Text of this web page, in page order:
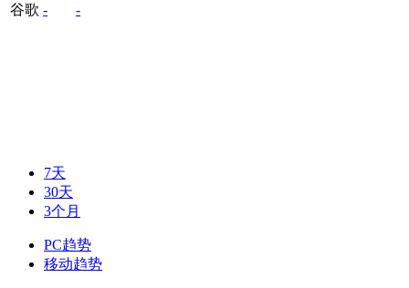
谷歌 - -
7天
30天
3个月
PC趋势
移动趋势